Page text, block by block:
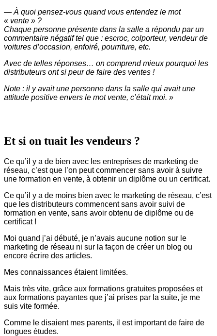
— À quoi pensez-vous quand vous entendez le mot
« vente » ?
Chaque personne présente dans la salle a répondu par un
commentaire négatif tel que : escroc, colporteur, vendeur de
voitures d’occasion, enfoiré, pourriture, etc.
Avec de telles réponses… on comprend mieux pourquoi les
distributeurs ont si peur de faire des ventes !
Note : il y avait une personne dans la salle qui avait une
attitude positive envers le mot vente, c’était moi. »
Et si on tuait les vendeurs ?
Ce qu’il y a de bien avec les entreprises de marketing de
réseau, c’est que l’on peut commencer sans avoir à suivre
une formation en vente, à obtenir un diplôme ou un certificat.
Ce qu’il y a de moins bien avec le marketing de réseau, c’est
que les distributeurs commencent sans avoir suivi de
formation en vente, sans avoir obtenu de diplôme ou de
certificat !
Moi quand j’ai débuté, je n’avais aucune notion sur le
marketing de réseau ni sur la façon de créer un blog ou
encore écrire des articles.
Mes connaissances étaient limitées.
Mais très vite, grâce aux formations gratuites proposées et
aux formations payantes que j’ai prises par la suite, je me
suis vite formée.
Comme le disaient mes parents, il est important de faire de
longues études.